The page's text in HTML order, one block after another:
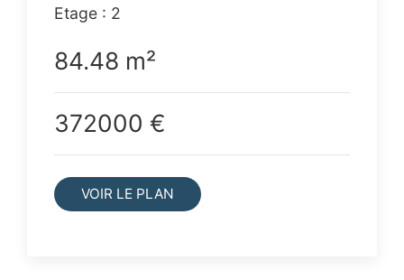
Etage : 2
84.48 m²
372000 €
VOIR LE PLAN